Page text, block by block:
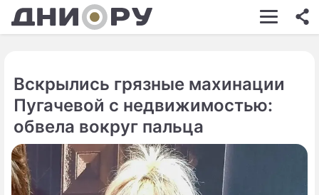
ШОУ-БИЗНЕС
КИНО
ЗДОРОВЬЕ
ЭКОНОМИКА
Вскрылись грязные махинации
Пугачевой с недвижимостью:
обвела вокруг пальца